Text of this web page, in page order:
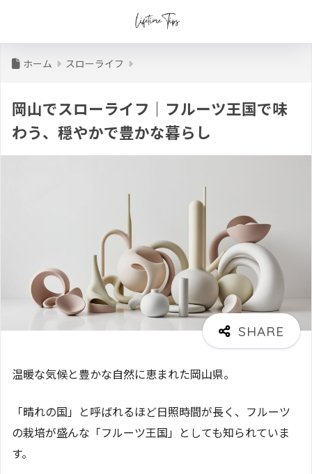
ホーム スローライフ
岡山でスローライフ｜フルーツ王国で味
わう、穏やかで豊かな暮らし
温暖な気候と豊かな自然に恵まれた岡山県。
「晴れの国」と呼ばれるほど日照時間が長く、フルーツ
の栽培が盛んな「フルーツ王国」としても知られていま
す。